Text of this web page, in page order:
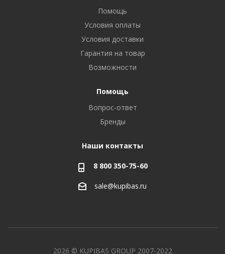
Помощь
Условия оплаты
Условия доставки
Гарантия на товар
Возможности
Помощь
Вопрос-ответ
Бренды
Наши контакты
8 800 350-75-60
sale@kupibas.ru
2026 © KUPIBAS GROUP 2007-2022